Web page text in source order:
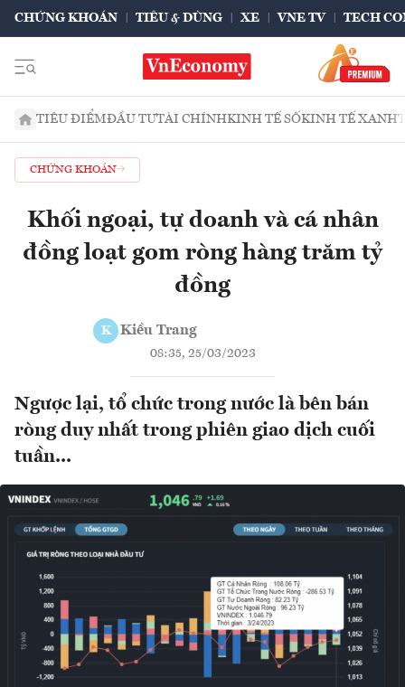
CHỨNG KHOÁN TIÊU & DÙNG XE VNE TV TECH
TIÊU ĐIỂMĐẦU TƯTÀI CHÍNHKINH TẾ SỐKINH TẾ XANH
CHỨNG KHOÁN
Khối ngoại, tự doanh và cá nhân
đồng loạt gom ròng hàng trăm tỷ
đồng
K Kiều Trang
08:35, 25/03/2023
Ngược lại, tổ chức trong nước là bên bán
ròng duy nhất trong phiên giao dịch cuối
tuần...